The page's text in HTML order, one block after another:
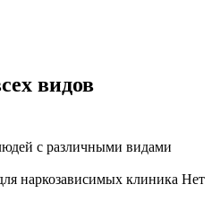
видов
с различными видами